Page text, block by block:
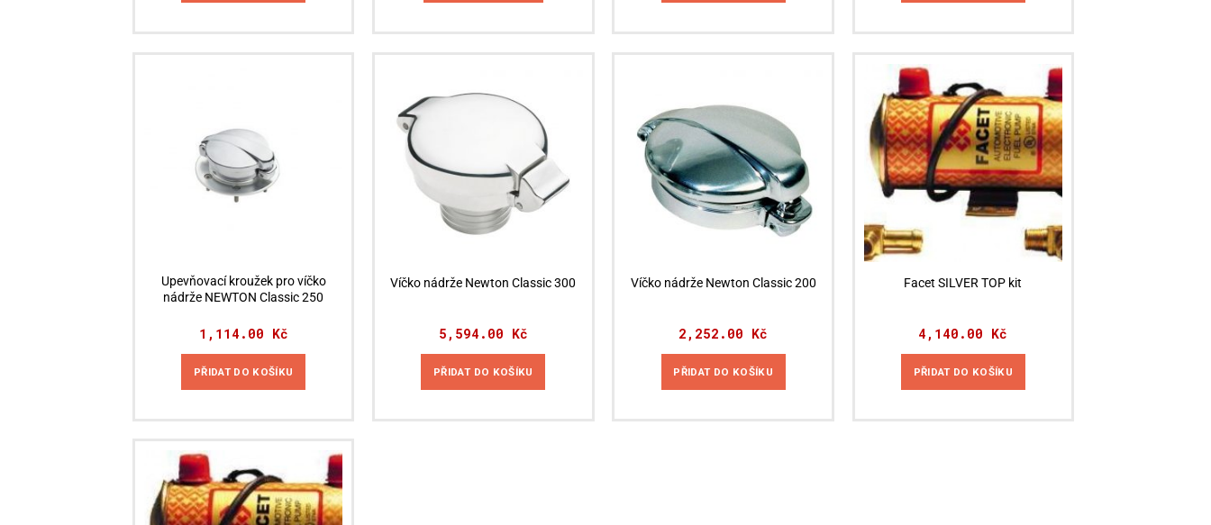
variant.
Možnosti
na
stránce
produktu
Upevňovací kroužek pro víčko
nádrže NEWTON Classic 250
1,114.00 Kč
PŘIDAT DO KOŠÍKU
Víčko nádrže Newton Classic 300
5,594.00 Kč
PŘIDAT DO KOŠÍKU
Víčko nádrže Newton Classic 200
2,252.00 Kč
PŘIDAT DO KOŠÍKU
Facet SILVER TOP kit
4,140.00 Kč
PŘIDAT DO KOŠÍKU